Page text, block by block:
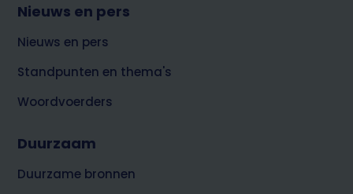
Nieuws en pers
Nieuws en pers
Standpunten en thema's
Woordvoerders
Duurzaam
Duurzame bronnen